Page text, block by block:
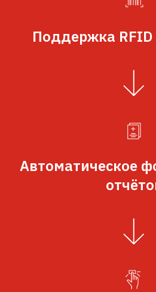
Поддержка RFID
Автоматическое